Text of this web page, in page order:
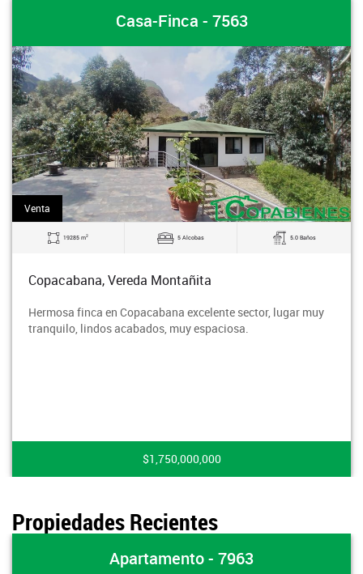
Casa-Finca - 7563
Venta
19285 m2 5 Alcobas 5.0 Baños
Copacabana, Vereda Montañita
Hermosa finca en Copacabana excelente sector, lugar muy
tranquilo, lindos acabados, muy espaciosa.
$1,750,000,000
Propiedades Recientes
Apartamento - 7963